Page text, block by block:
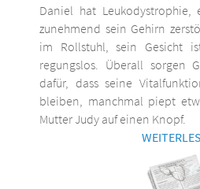
Daniel hat Leukodystrophie,
zunehmend sein Gehirn
im Rollstuhl, sein Gesicht
regungslos. Überall sorgen
dafür, dass seine
bleiben, manchmal piept
Mutter Judy auf einen Knopf.